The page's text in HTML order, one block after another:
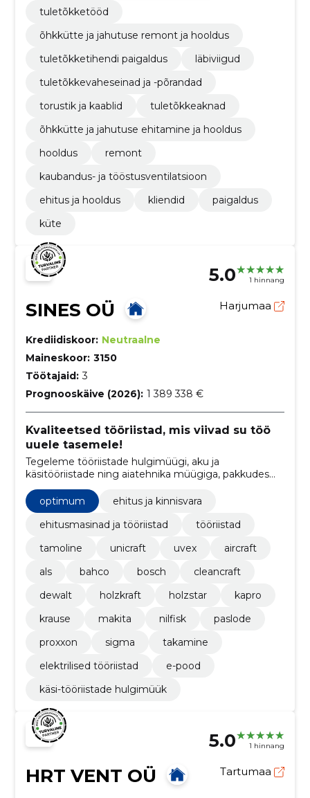
tuletõkketööd
õhkkütte ja jahutuse remont ja hooldus
tuletõkketihendi paigaldus
läbiviigud
tuletõkkevaheseinad ja -põrandad
torustik ja kaablid
tuletõkkeaknad
õhkkütte ja jahutuse ehitamine ja hooldus
hooldus
remont
kaubandus- ja tööstusventilatsioon
ehitus ja hooldus
kliendid
paigaldus
küte
5.0 1 hinnang
SINES OÜ Harjumaa
Krediidiskoor: Neutraalne
Maineskoor: 3150
Töötajaid: 3
Prognooskäive (2026): 1 389 338 €
Kvaliteetsed tööriistad, mis viivad su töö
uuele tasemele!
Tegeleme tööriistade hulgimüügi, aku ja
käsitööriistade ning aiatehnika müügiga, pakkudes
optimum
ehitus ja kinnisvara
ehitusmasinad ja tööriistad
tööriistad
tamoline
unicraft uvex
aircraft
als
bahco bosch
cleancraft
dewalt
holzkraft holzstar
kapro
krause
makita nilfisk
paslode
proxxon
sigma
takamine
elektrilised tööriistad
e-pood
käsi-tööriistade hulgimüük
5.0 1 hinnang
HRT VENT OÜ Tartumaa